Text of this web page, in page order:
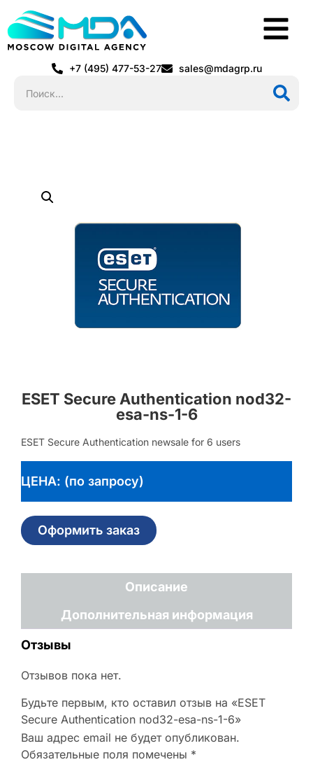
+7 (495) 477-53-27 sales@mdagrp.ru
ESET Secure Authentication nod32-
esa-ns-1-6
ESET Secure Authentication newsale for 6 users
ЦЕНА: (по запросу)
Оформить заказ
Описание
Дополнительная информация
Отзывы
Отзывов пока нет.
Будьте первым, кто оставил отзыв на «ESET
Secure Authentication nod32-esa-ns-1-6»
Ваш адрес email не будет опубликован.
Обязательные поля помечены *